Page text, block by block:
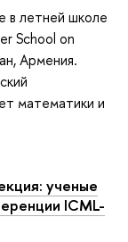
в летней школе
School on
Армения.
математики и
ученые
ICML-